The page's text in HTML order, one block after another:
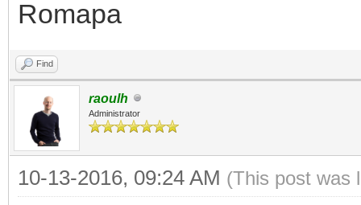
Romapa
Find
raoulh
Administrator
10-13-2016, 09:24 AM (This post was